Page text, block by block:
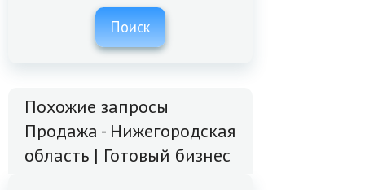
Поиск
Похожие запросы
Продажа - Нижегородская
область | Готовый бизнес